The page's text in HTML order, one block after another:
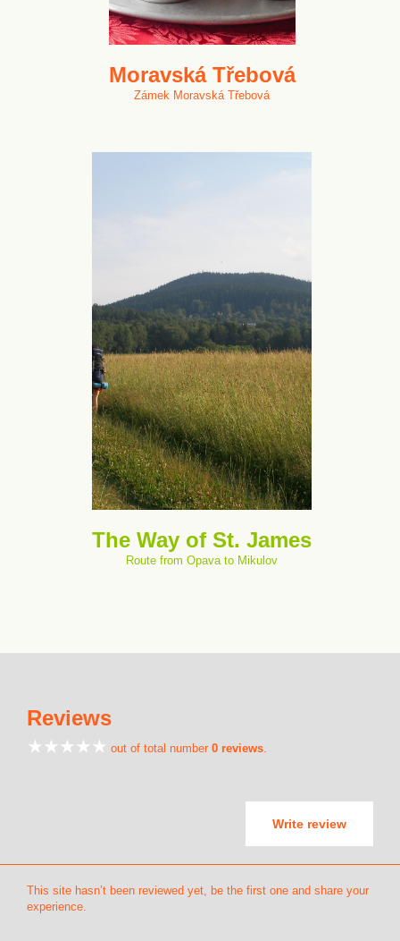
Moravská Třebová
Zámek Moravská Třebová
The Way of St. James
Route from Opava to Mikulov
Reviews
out of total number 0 reviews.
Write review
This site hasn’t been reviewed yet, be the first one and share your
experience.